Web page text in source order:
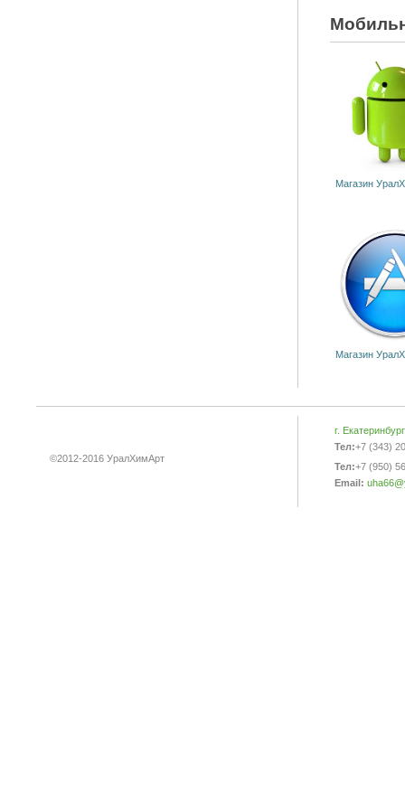
Магазин
Магазин
©2012-2016 УралХимАрт
г.
Тел:+7 (343)
Тел:+7 (950)
Email: